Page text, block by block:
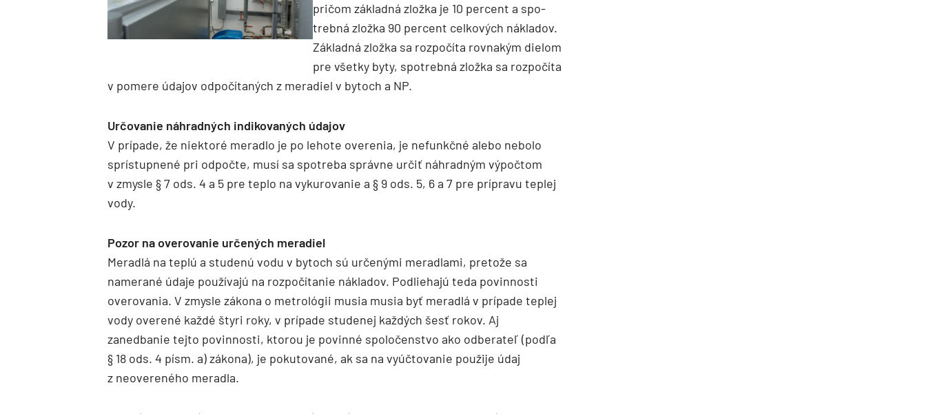
pričom základná zložka je 10 percent a spo­
trebná zložka 90 percent celkových nákladov.
Základná zložka sa rozpočíta rovnakým dielom
pre všetky byty, spotrebná zložka sa rozpočíta
v pomere údajov odpočítaných z meradiel v bytoch a NP.
Určovanie náhradných indikovaných údajov
V prípade, že niektoré meradlo je po lehote overenia, je nefunkčné alebo nebolo
sprístupnené pri odpočte, musí sa spotreba správne určiť náhradným výpočtom
v zmysle § 7 ods. 4 a 5 pre teplo na vykurovanie a § 9 ods. 5, 6 a 7 pre prípravu teplej
vody.
Pozor na overovanie určených meradiel
Meradlá na teplú a studenú vodu v bytoch sú určenými meradlami, pretože sa
namerané údaje používajú na rozpočítanie nákladov. Podliehajú teda povinnosti
overovania. V zmysle zákona o metrológii musia musia byť meradlá v prípade teplej
vody overené každé štyri roky, v prípade studenej každých šesť rokov. Aj
zanedbanie tejto povinnosti, ktorou je povinné spoločenstvo ako odberateľ (podľa
§ 18 ods. 4 písm. a) zákona), je pokutované, ak sa na vyúčtovanie použije údaj
z neovereného meradla.